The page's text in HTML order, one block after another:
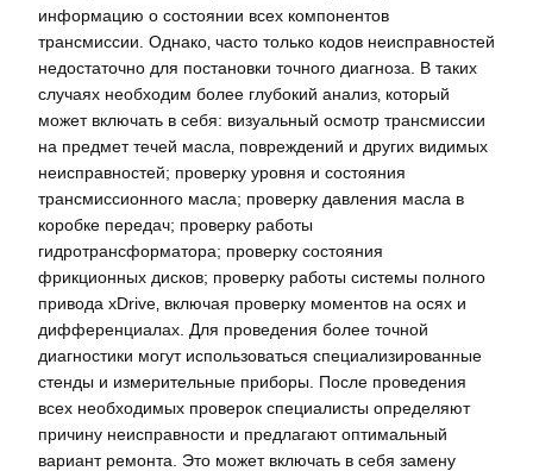
информацию о состоянии всех компонентов
трансмиссии. Однако‚ часто только кодов неисправностей
недостаточно для постановки точного диагноза. В таких
случаях необходим более глубокий анализ‚ который
может включать в себя: визуальный осмотр трансмиссии
на предмет течей масла‚ повреждений и других видимых
неисправностей; проверку уровня и состояния
трансмиссионного масла; проверку давления масла в
коробке передач; проверку работы
гидротрансформатора; проверку состояния
фрикционных дисков; проверку работы системы полного
привода xDrive‚ включая проверку моментов на осях и
дифференциалах. Для проведения более точной
диагностики могут использоваться специализированные
стенды и измерительные приборы. После проведения
всех необходимых проверок специалисты определяют
причину неисправности и предлагают оптимальный
вариант ремонта. Это может включать в себя замену